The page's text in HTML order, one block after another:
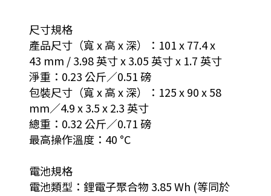
尺寸規格
產品尺寸（寬 x 高 x 深）：101 x 77.4 x
43 mm / 3.98 英寸 x 3.05 英寸 x 1.7 英寸
淨重：0.23 公斤／0.51 磅
包裝尺寸（寬 x 高 x 深）：125 x 90 x 58
mm／4.9 x 3.5 x 2.3 英寸
總重：0.32 公斤／0.71 磅
最高操作溫度：40 °C
電池規格
電池類型：鋰電子聚合物 3.85 Wh (等同於